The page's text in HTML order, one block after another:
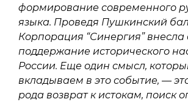
формирование современного
языка. Проведя Пушкинский
Корпорация “Синергия” внесла
поддержание исторического
России. Еще один смысл,
вкладываем в это событие, —
рода возврат к истокам, поиск